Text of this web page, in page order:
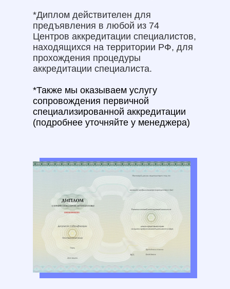
*Диплом действителен для
предъявления в любой из 74
Центров аккредитации специалистов,
находящихся на территории РФ, для
прохождения процедуры
аккредитации специалиста.
*Также мы оказываем услугу
сопровождения первичной
специализированной аккредитации
(подробнее уточняйте у менеджера)